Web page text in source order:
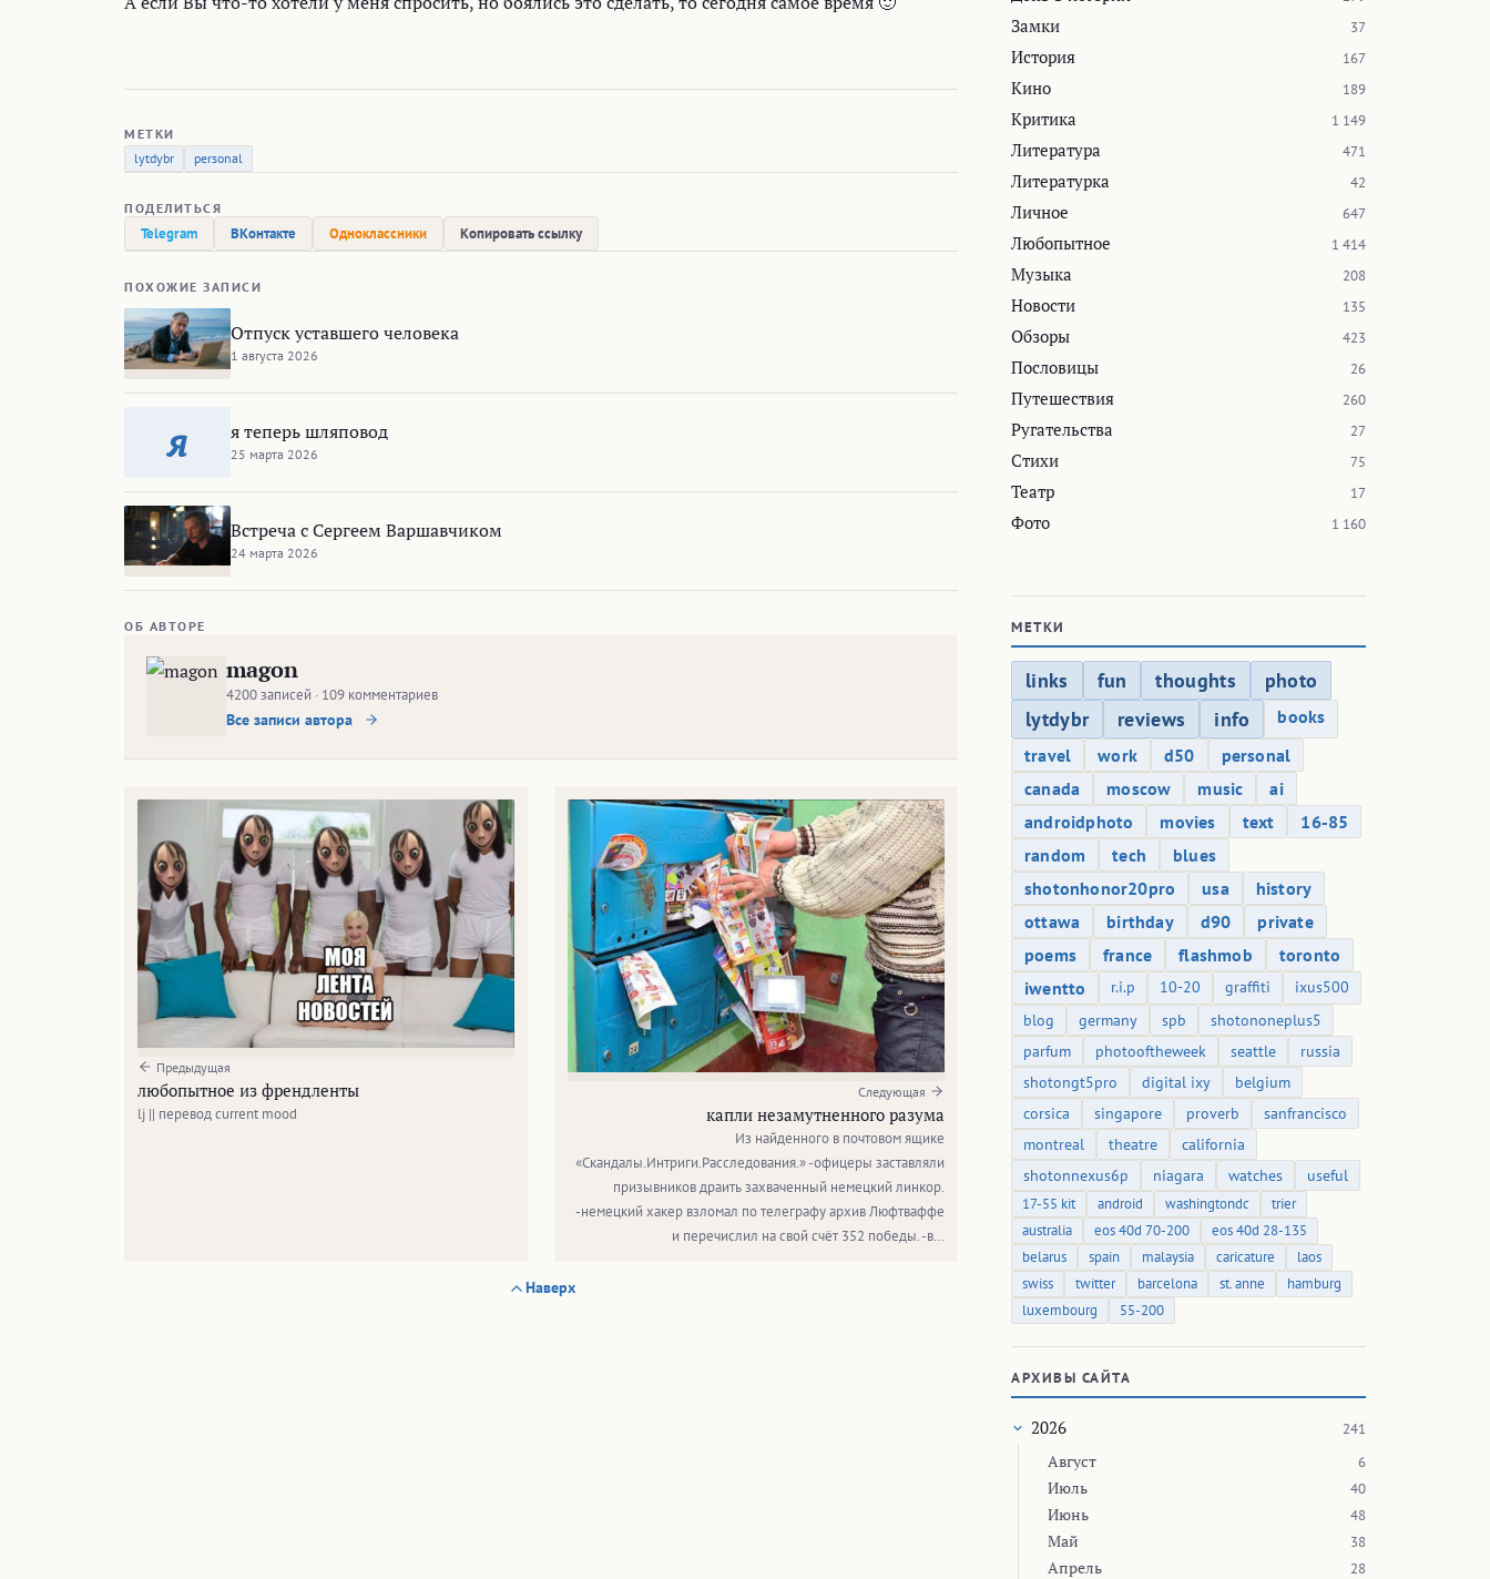
МЕТКИ
lytdybr
personal
ПОДЕЛИТЬСЯ
Telegram ВКонтакте Одноклассники Копировать ссылку
ПОХОЖИЕ ЗАПИСИ
Отпуск уставшего человека
1 августа 2026
я я теперь шляповод
25 марта 2026
Встреча с Сергеем Варшавчиком
24 марта 2026
ОБ АВТОРЕ
magon
4200 записей · 109 комментариев
Все записи автора
Предыдущая
любопытное из френдленты
lj || перевод current mood
Следующая
капли незамутненного разума
Из найденного в почтовом ящике
«Скандалы.Интриги.Расследования.» -офицеры заставляли
призывников драить захваченный немецкий линкор.
-немецкий хакер взломал по телеграфу архив Люфтваффе
и перечислил на свой счёт 352 победы. -в…
Наверх
Замки 37
История 167
Кино 189
Критика 1 149
Литература 471
Литературка 42
Личное 647
Любопытное 1 414
Музыка 208
Новости 135
Обзоры 423
Пословицы 26
Путешествия 260
Ругательства 27
Стихи 75
Театр 17
Фото 1 160
МЕТКИ
links fun thoughts
photo
lytdybr
reviews info
books
travel
work d50
personal
canada
moscow music
ai
androidphoto
movies text
16-85
random
tech
blues
shotonhonor20pro
usa
history
ottawa
birthday d90
private
poems
france flashmob
toronto
iwentto
r.i.p 10-20 graffiti
ixus500
blog
germany spb
shotononeplus5
parfum
photooftheweek seattle
russia
shotongt5pro
digital ixy
belgium
corsica
singapore proverb
sanfrancisco
montreal
theatre
california
shotonnexus6p
niagara watches useful
17-55 kit android washingtondc
trier
australia
eos 40d 70-200
eos 40d 28-135
belarus
spain malaysia caricature
laos
swiss
twitter barcelona st. anne
hamburg
luxembourg
55-200
АРХИВЫ САЙТА
2026 241
Август 6
Июль 40
Июнь 48
Май 38
Апрель 28